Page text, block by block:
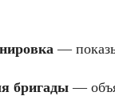
—
бригады—